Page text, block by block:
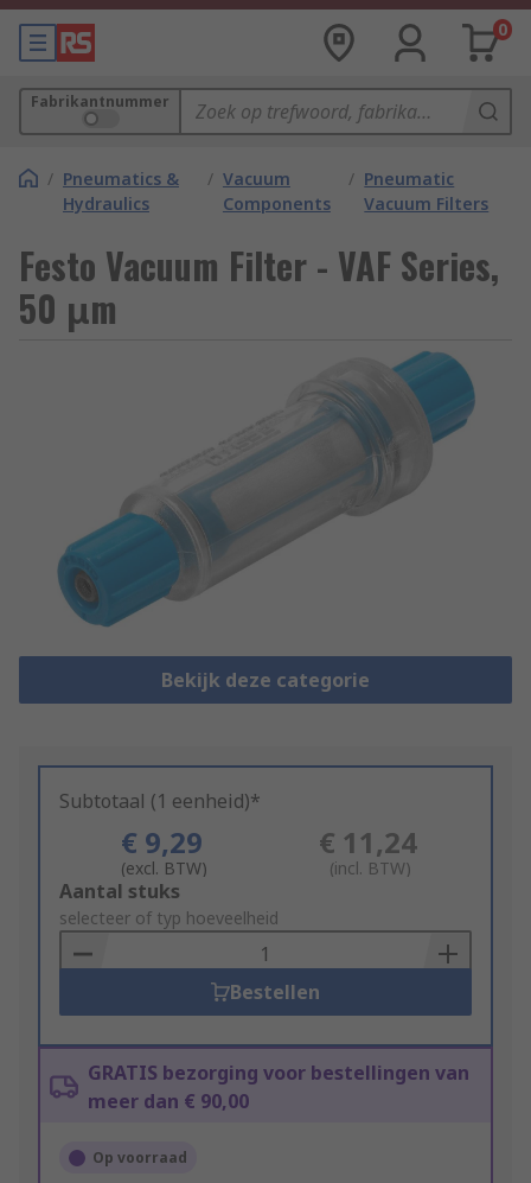
0
Fabrikantnummer
/ Pneumatics &
Hydraulics
/ Vacuum
Components
/ Pneumatic
Vacuum Filters
Festo Vacuum Filter - VAF Series,
50 μm
Bekijk deze categorie
Subtotaal (1 eenheid)*
€ 9,29
(excl. BTW)
€ 11,24
(incl. BTW)
Add
to
Basket
Aantal stuks
selecteer of typ hoeveelheid
Bestellen
GRATIS bezorging voor bestellingen van
meer dan € 90,00
Op voorraad